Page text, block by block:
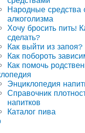
Народные средства
алкоголизма
Хочу бросить пить!
сделать?
Как выйти из запоя?
Как побороть
Как помочь
Энциклопедия
Справочник
напитков
Каталог пива